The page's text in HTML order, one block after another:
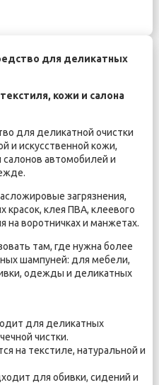
для деликатных
кожи и салона
для деликатной очистки
и искусственной кожи,
салонов автомобилей и
загрязнения,
клея ПВА, клеевого
на воротничках и манжетах.
там, где нужна более
шампуней: для мебели,
одежды и деликатных
для деликатных
чистки.
на текстиле, натуральной и
для обивки, сидений и